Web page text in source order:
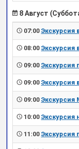
8 Август
07:00 Экскурсия
08:00 Экскурсия
09:00 Экскурсия
09:00 Экскурсия
09:00 Экскурсия
10:00 Экскурсия
11:00 Экскурсия